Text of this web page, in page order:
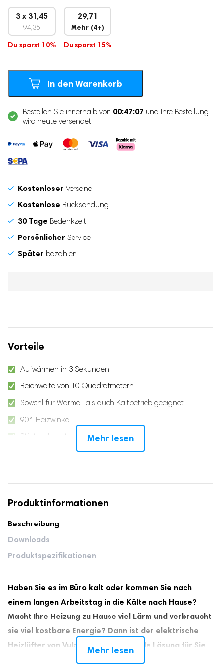
3 x 31,45
94,36
Du sparst 10%
29,71
Mehr (4+)
Du sparst 15%
In den Warenkorb
Bestellen Sie innerhalb von 00:47:06 und Ihre Bestellung
wird heute versendet!
Kostenloser Versand
Kostenlose Rücksendung
30 Tage Bedenkzeit
Persönlicher Service
Später bezahlen
Vorteile
Aufwärmen in 3 Sekunden
Reichweite von 10 Quadratmetern
Sowohl für Wärme- als auch Kaltbetrieb geeignet
90°-Heizwinkel
Stört nicht, ultraleise
Persönlicher Service
Mehr lesen
Produktinformationen
Beschreibung
Downloads
Produktspezifikationen
Haben Sie es im Büro kalt oder kommen Sie nach
einem langen Arbeitstag in die Kälte nach Hause?
Macht Ihre Heizung zu Hause viel Lärm und verbraucht
sie viel kostbare Energie? Dann ist der elektrische
Heizlüfter von Vulpes Tech® die ideale Lösung für Sie.
Mehr lesen